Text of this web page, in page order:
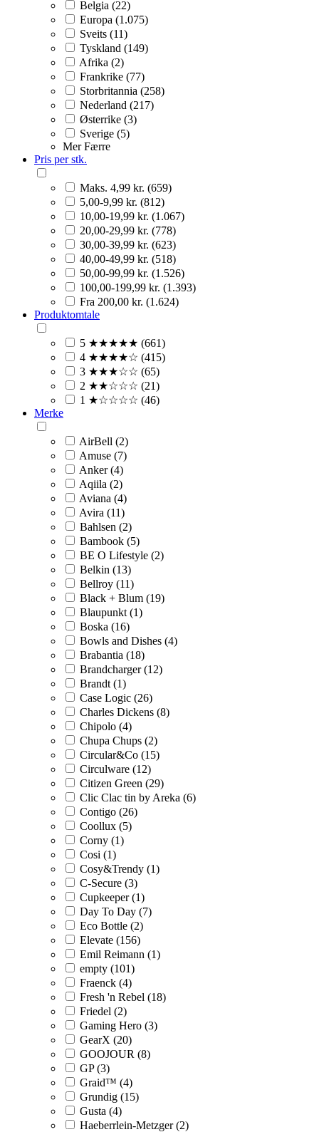
Belgia (22)
Europa (1.075)
Sveits (11)
Tyskland (149)
Afrika (2)
Frankrike (77)
Storbritannia (258)
Nederland (217)
Østerrike (3)
Sverige (5)
Mer Færre
Pris per stk.
Maks. 4,99 kr. (659)
5,00-9,99 kr. (812)
10,00-19,99 kr. (1.067)
20,00-29,99 kr. (778)
30,00-39,99 kr. (623)
40,00-49,99 kr. (518)
50,00-99,99 kr. (1.526)
100,00-199,99 kr. (1.393)
Fra 200,00 kr. (1.624)
Produktomtale
5 ★★★★★ (661)
4 ★★★★☆ (415)
3 ★★★☆☆ (65)
2 ★★☆☆☆ (21)
1 ★☆☆☆☆ (46)
Merke
AirBell (2)
Amuse (7)
Anker (4)
Aqiila (2)
Aviana (4)
Avira (11)
Bahlsen (2)
Bambook (5)
BE O Lifestyle (2)
Belkin (13)
Bellroy (11)
Black + Blum (19)
Blaupunkt (1)
Boska (16)
Bowls and Dishes (4)
Brabantia (18)
Brandcharger (12)
Brandt (1)
Case Logic (26)
Charles Dickens (8)
Chipolo (4)
Chupa Chups (2)
Circular&Co (15)
Circulware (12)
Citizen Green (29)
Clic Clac tin by Areka (6)
Contigo (26)
Coollux (5)
Corny (1)
Cosi (1)
Cosy&Trendy (1)
C-Secure (3)
Cupkeeper (1)
Day To Day (7)
Eco Bottle (2)
Elevate (156)
Emil Reimann (1)
empty (101)
Fraenck (4)
Fresh 'n Rebel (18)
Friedel (2)
Gaming Hero (3)
GearX (20)
GOOJOUR (8)
GP (3)
Graid™ (4)
Grundig (15)
Gusta (4)
Haeberrlein-Metzger (2)